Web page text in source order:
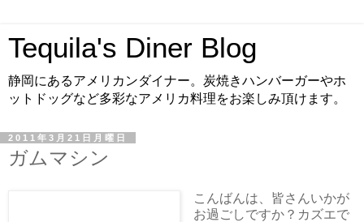
Tequila's Diner Blog
静岡にあるアメリカンダイナー。炭焼きハンバーガーやホ
ットドッグなど多彩なアメリカ料理をお楽しみ頂けます。
2011年3月21日月曜日
ガムマシン
こんばんは、皆さんいかが
お過ごしですか？カズエで